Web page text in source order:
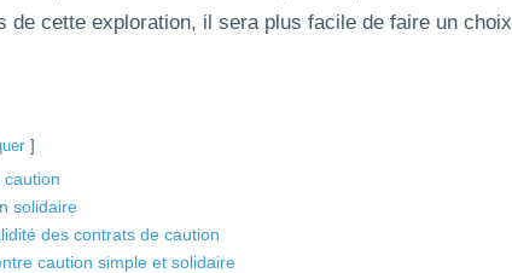
de cette exploration, il sera plus facile de faire un choix
caution
solidaire
des contrats de caution
caution simple et solidaire